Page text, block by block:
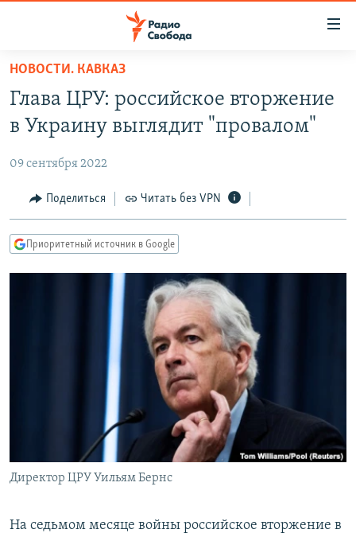
упрощенного
доступа
Вернуться
основному
Вернутся
главной
навигации
Вернутся
ПОДКАСТЫ
АВТОРСКИЕ ПРОЕКТЫ
ЦИТАТЫ СВОБОДЫ
МНЕНИЯ
IDEL.РЕАЛИИ
КАВКАЗ.РЕАЛИИ
СИБИРЬ.РЕАЛИИ
РАСПИСАНИЕ ВЕЩАНИЯ
ПОДПИШИТЕСЬ НА РАССЫЛКУ
СОЦИАЛЬНЫЕ СЕТИ
НОВОСТИ. КАВКАЗ
Глава ЦРУ: российское вторжение
в Украину выглядит "провалом"
09 сентября 2022
Поделиться Читать без VPN
Приоритетный источник в Google
Директор ЦРУ Уильям Бернс
На седьмом месяце войны российское вторжение в